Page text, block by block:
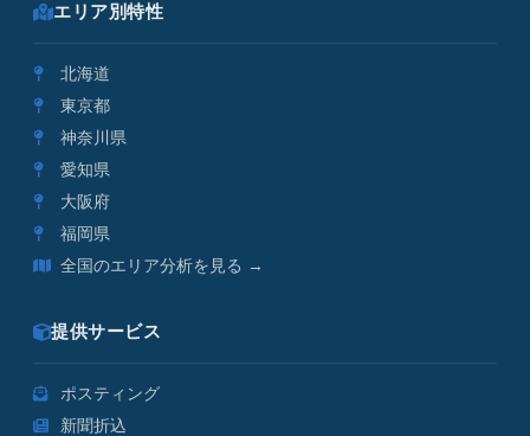
エリア別特性
北海道
東京都
神奈川県
愛知県
大阪府
福岡県
全国のエリア分析を見る →
提供サービス
ポスティング
新聞折込